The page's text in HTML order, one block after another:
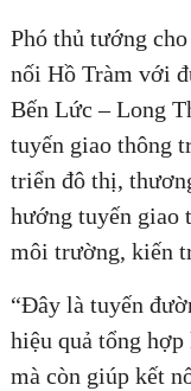
Phó thủ tướng
nối Hồ Tràm với
Bến Lức – Long
tuyến giao thông
triển đô thị,
hướng tuyến giao
môi trường, kiến
“Đây là tuyến
hiệu quả tổng
mà còn giúp kết